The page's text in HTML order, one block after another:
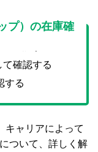
プ）の在庫確
確認する
確認する
する
キャリアによって
ついて、詳しく解